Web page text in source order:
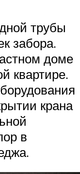
трубы
забора.
доме
квартире.
крана
в